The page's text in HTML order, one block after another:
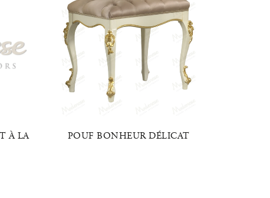
À LA
POUF BONHEUR DÉLICAT